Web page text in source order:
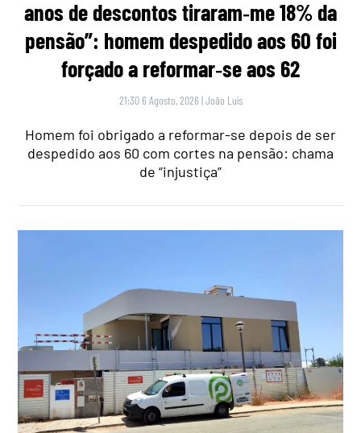
anos de descontos tiraram‑me 18% da
pensão”: homem despedido aos 60 foi
forçado a reformar‑se aos 62
21:30 6 Agosto, 2026 |João Luís
Homem foi obrigado a reformar-se depois de ser
despedido aos 60 com cortes na pensão: chama
de “injustiça”